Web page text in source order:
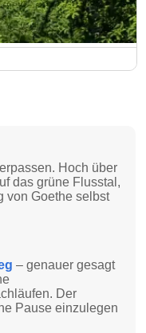
Hoch über
das grüne Flusstal,
von Goethe selbst
– genauer gesagt
Der
Pause einzulegen